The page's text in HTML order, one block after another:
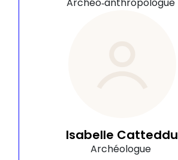
Isabelle Catteddu
Archéologue